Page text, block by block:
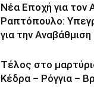
Νέα Εποχή για τον
Ραπτόπουλο:
για την
Τέλος στο
Κέδρα – Ρόγγια –